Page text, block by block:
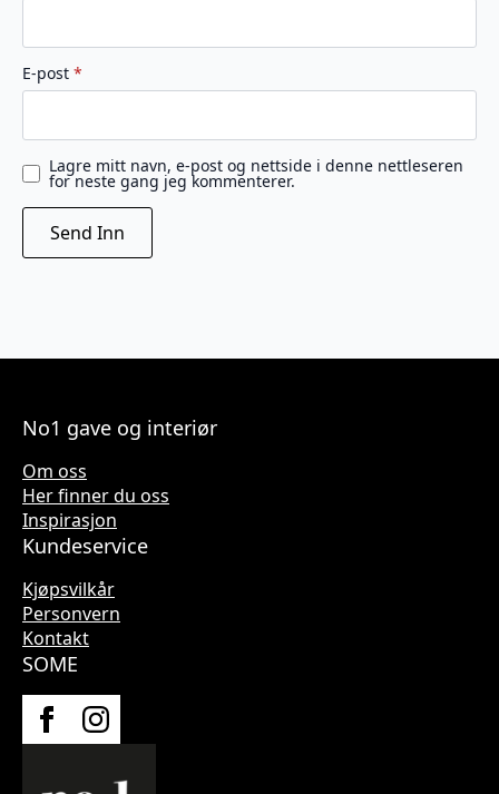
E-post *
Lagre mitt navn, e-post og nettside i denne nettleseren
for neste gang jeg kommenterer.
No1 gave og interiør
Om oss
Her finner du oss
Inspirasjon
Kundeservice
Kjøpsvilkår
Personvern
Kontakt
SOME